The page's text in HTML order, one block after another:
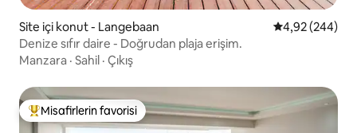
Site içi konut - Langebaan 5 üzerinden
4,92 (244)
Denize sıfır daire - Doğrudan plaja erişim.
Manzara · Sahil · Çıkış
Misafirlerin favorilerinden en beğenilenler arasında
Misafirlerin favorisi